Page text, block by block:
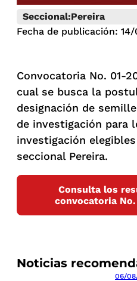
Seccional:Pereira
Fecha de publicación:
Noticias
06/
Convocatoria No. 01-
cual se busca la
designación de
de investigación para
investigación
seccional Pereira.
Consulta los
convocatoria No.